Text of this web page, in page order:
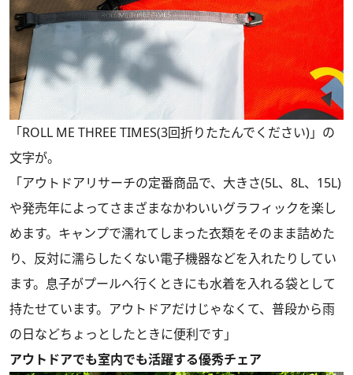
「ROLL ME THREE TIMES(3回折りたたんでください)」の
文字が。
「アウトドアリサーチの定番商品で、大きさ(5L、8L、15L)
や発売年によってさまざまなかわいいグラフィックを楽し
めます。キャンプで濡れてしまった衣類をそのまま詰めた
り、反対に濡らしたくない電子機器などを入れたりしてい
ます。息子がプールへ行くときにも水着を入れる袋として
持たせています。アウトドアだけじゃなくて、普段から雨
の日などちょっとしたときに便利です」
アウトドアでも室内でも活躍する優秀チェア